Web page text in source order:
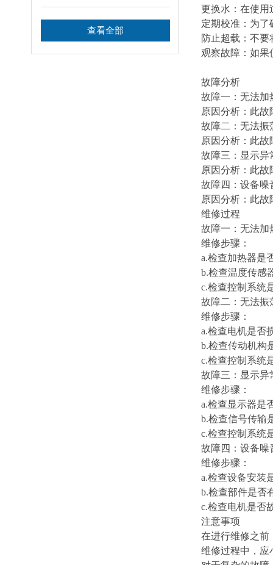
查看全部
更换水：在使
定期校准：为
防止超载：不
观察故障：如果
故障分析
故障一：无法
原因分析：此
故障二：无法
原因分析：此
故障三：显示
原因分析：此
故障四：设备
原因分析：此
维修过程
故障一：无法
维修步骤：
a.检查加热器是
b.检查温度传感
c.检查控制系统
故障二：无法
维修步骤：
a.检查电机是否
b.检查传动机构
c.检查控制系统
故障三：显示
维修步骤：
a.检查显示器是
b.检查信号传输
c.检查控制系统
故障四：设备
维修步骤：
a.检查设备安装
b.检查部件是否
c.检查电机是否
注意事项
在进行维修之
维修过程中，